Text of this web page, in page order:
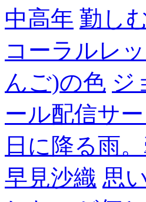
中高年 勤し
コーラルレ
んご)の色 ジ
ール配信サ
日に降る雨
早見沙織 思